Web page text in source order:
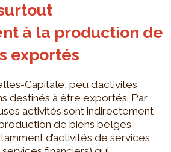
à la production de
exportés
Capitale, peu d’activités
destinés à être exportés. Par
activités sont indirectement
de biens belges
d’activités de services